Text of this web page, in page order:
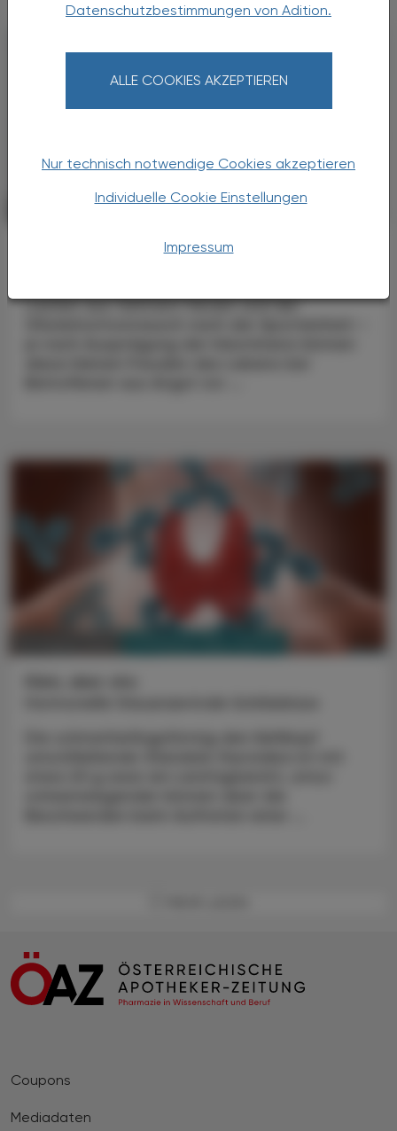
Datenschutzbestimmungen von Adition.
ALLE COOKIES AKZEPTIEREN
Nur technisch notwendige Cookies akzeptieren
Individuelle Cookie Einstellungen
Impressum
Verschwiegenes Leiden
Lachen aus tiefstem Herzen und der
Coupons
Mediadaten